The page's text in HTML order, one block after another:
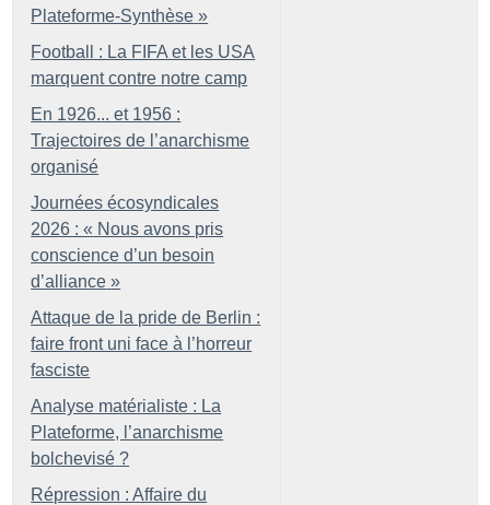
Plateforme-Synthèse »
Football : La FIFA et les USA
marquent contre notre camp
En 1926... et 1956 :
Trajectoires de l’anarchisme
organisé
Journées écosyndicales
2026 : « Nous avons pris
conscience d’un besoin
d’alliance »
Attaque de la pride de Berlin :
faire front uni face à l’horreur
fasciste
Analyse matérialiste : La
Plateforme, l’anarchisme
bolchevisé ?
Répression : Affaire du